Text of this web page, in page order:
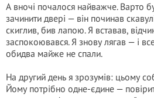
А вночі почалося найважче. Варто
зачинити двері — він починав
скиглив, бив лапою. Я вставав,
заспокоювався. Я знову лягав — і
обидва майже не спали.
На другий день я зрозумів: цьому
Йому потрібно одне-єдине —